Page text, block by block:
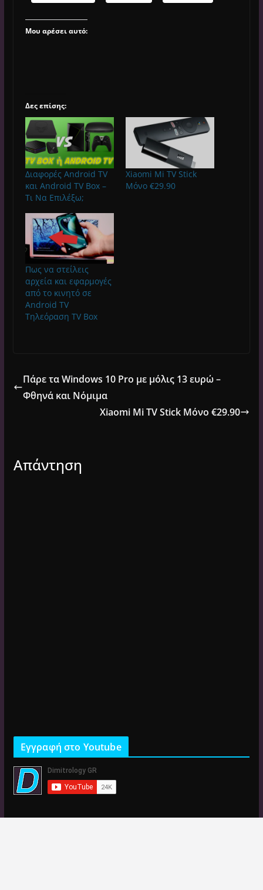
Μου αρέσει αυτό:
Δες επίσης:
Διαφορές Android TV
και Android TV Box –
Τι Να Επιλέξω;
Xiaomi Mi TV Stick
Μόνο €29.90
Πως να στείλεις
αρχεία και εφαρμογές
από το κινητό σε
Android TV
Τηλεόραση TV Box
Πάρε τα Windows 10 Pro με μόλις 13 ευρώ –
Φθηνά και Νόμιμα
Xiaomi Mi TV Stick Μόνο €29.90
Απάντηση
Εγγραφή στο Youtube